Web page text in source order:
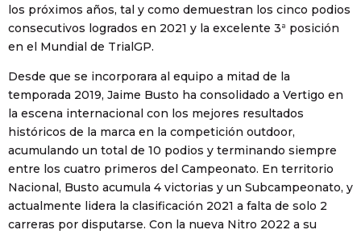
los próximos años, tal y como demuestran los cinco podios
consecutivos logrados en 2021 y la excelente 3ª posición
en el Mundial de TrialGP.
Desde que se incorporara al equipo a mitad de la
temporada 2019, Jaime Busto ha consolidado a Vertigo en
la escena internacional con los mejores resultados
históricos de la marca en la competición outdoor,
acumulando un total de 10 podios y terminando siempre
entre los cuatro primeros del Campeonato. En territorio
Nacional, Busto acumula 4 victorias y un Subcampeonato, y
actualmente lidera la clasificación 2021 a falta de solo 2
carreras por disputarse. Con la nueva Nitro 2022 a su